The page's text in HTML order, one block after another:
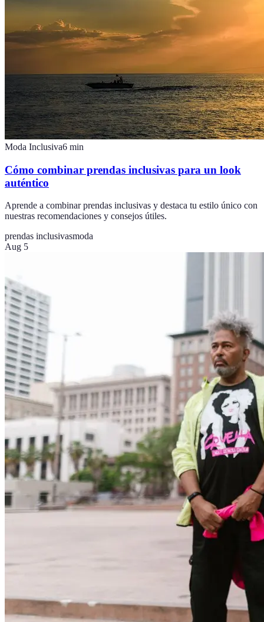
Moda Inclusiva6 min
Cómo combinar prendas inclusivas para un look
auténtico
Aprende a combinar prendas inclusivas y destaca tu estilo único con
nuestras recomendaciones y consejos útiles.
prendas inclusivasmoda
Aug 5